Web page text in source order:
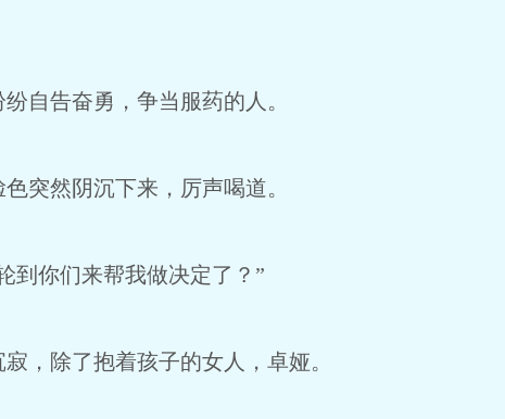
自告奋勇，争当服药的人。
突然阴沉下来，厉声喝道。
到你们来帮我做决定了？”
，除了抱着孩子的女人，卓娅。